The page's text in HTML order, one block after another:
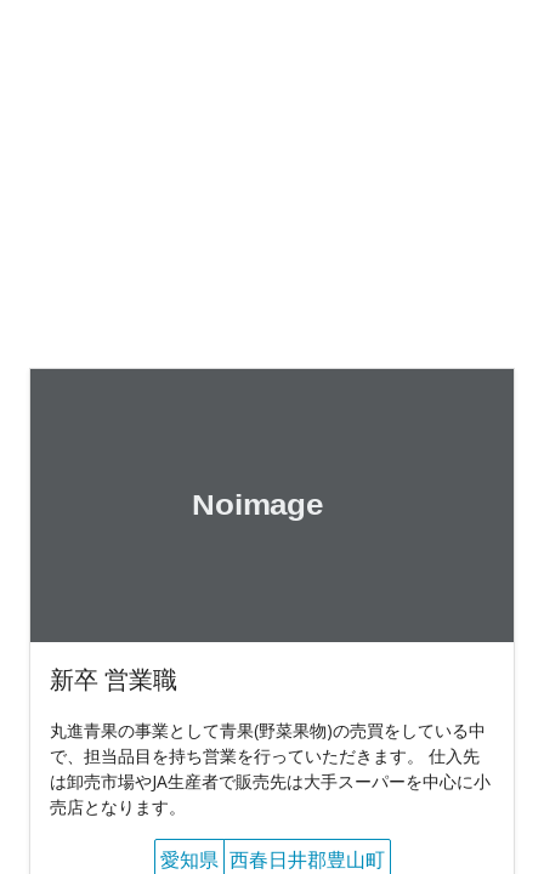
新卒 営業職
丸進青果の事業として青果(野菜果物)の売買をしている中
で、担当品目を持ち営業を行っていただきます。 仕入先
は卸売市場やJA生産者で販売先は大手スーパーを中心に小
売店となります。
愛知県 西春日井郡豊山町